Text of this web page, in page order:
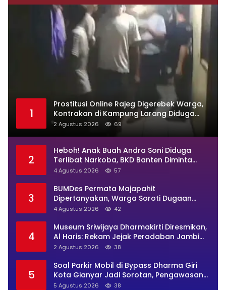
1
Prostitusi Online Rajeg Digerebek Warga,
Kontrakan di Kampung Larang Diduga
Jadi Sarang Maksiat
2 Agustus 2026 69
2
Heboh! Anak Buah Andra Soni Diduga
Terlibat Narkoba, BKD Banten Diminta
Buka Suara
4 Agustus 2026 57
3
BUMDes Permata Majapahit
Dipertanyakan, Warga Soroti Dugaan
Pengelolaan Tak Transparan
4 Agustus 2026 42
4
Museum Sriwijaya Dharmakirti Diresmikan,
Al Haris: Rekam Jejak Peradaban Jambi
Secara Utuh
2 Agustus 2026 38
5
Soal Parkir Mobil di Bypass Dharma Giri
Kota Gianyar Jadi Sorotan, Pengawasan
Inkait Dipertanyakan
5 Agustus 2026 38